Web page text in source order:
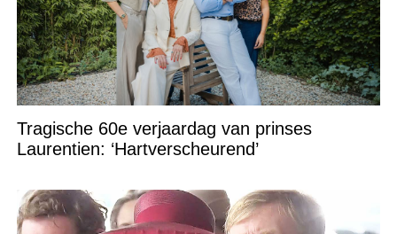
Tragische 60e verjaardag van prinses
Laurentien: ‘Hartverscheurend’